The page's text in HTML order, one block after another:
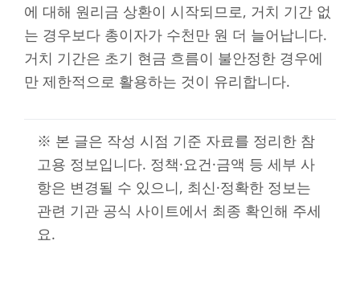
에 대해 원리금 상환이 시작되므로, 거치 기간 없
는 경우보다 총이자가 수천만 원 더 늘어납니다.
거치 기간은 초기 현금 흐름이 불안정한 경우에
만 제한적으로 활용하는 것이 유리합니다.
※ 본 글은 작성 시점 기준 자료를 정리한 참
고용 정보입니다. 정책·요건·금액 등 세부 사
항은 변경될 수 있으니, 최신·정확한 정보는
관련 기관 공식 사이트에서 최종 확인해 주세
요.